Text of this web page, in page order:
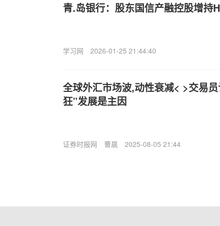
青.岛银行：股东国信产融控股增持
学习网 2026-01-25 21:44:40
全球外汇市场波,动性衰减< >交易
狂”发展是主因
证券时报网 曹晨 2025-08-05 21:44